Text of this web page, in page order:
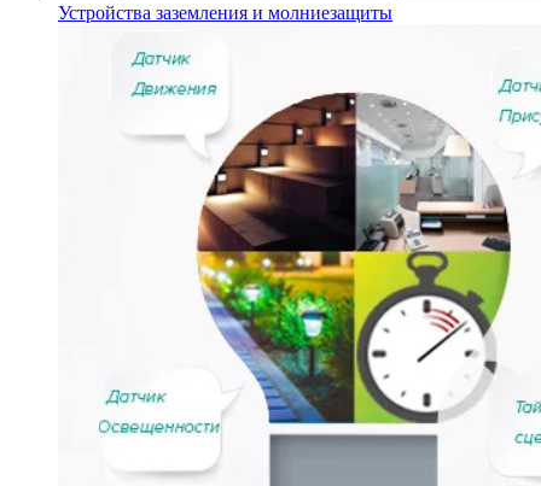
Устройства заземления и молниезащиты